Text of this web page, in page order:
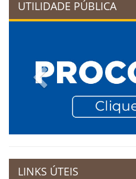
UTILIDADE PÚBLICA
Previous
LINKS ÚTEIS